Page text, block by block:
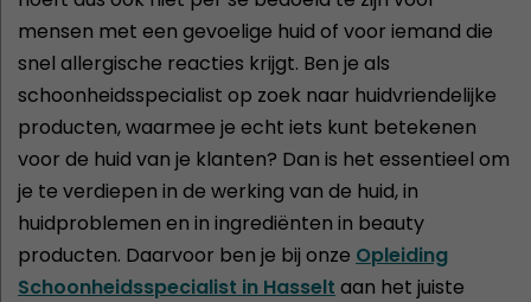
mensen met een gevoelige huid of voor iemand die
snel allergische reacties krijgt. Ben je als
schoonheidsspecialist op zoek naar huidvriendelijke
producten, waarmee je echt iets kunt betekenen
voor de huid van je klanten? Dan is het essentieel om
je te verdiepen in de werking van de huid, in
huidproblemen en in ingrediënten in beauty
producten. Daarvoor ben je bij onze Opleiding
Schoonheidsspecialist in Hasselt aan het juiste